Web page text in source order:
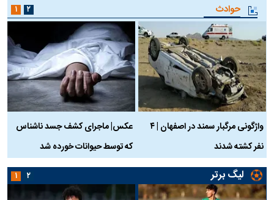
حوادث
واژگونی مرگبار سمند در اصفهان | ۴
نفر کشته شدند
عکس| ماجرای کشف جسد ناشناس
که توسط حیوانات خورده شد
۱ ۲
لیگ برتر ۱ ۲